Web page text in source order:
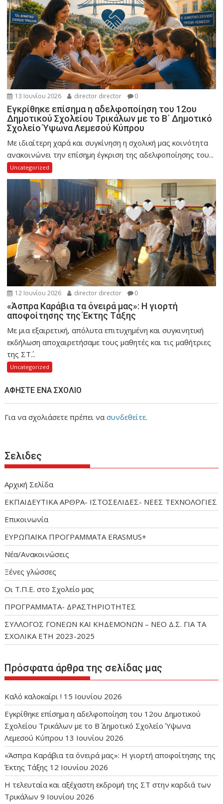
13 Ιουνίου 2026 director director 0
Εγκρίθηκε επίσημα η αδελφοποίηση του 12ου
Δημοτικού Σχολείου Τρικάλων με το Β΄ Δημοτικό
Σχολείο Ύψωνα Λεμεσού Κύπρου
Με ιδιαίτερη χαρά και συγκίνηση η σχολική μας κοινότητα
ανακοινώνει την επίσημη έγκριση της αδελφοποίησης του...
Uncategorized
12 Ιουνίου 2026 director director 0
«Άσπρα Καράβια τα όνειρά μας»: Η γιορτή
αποφοίτησης της Έκτης Τάξης
Με μια εξαιρετική, απόλυτα επιτυχημένη και συγκινητική
εκδήλωση αποχαιρετήσαμε τους μαθητές και τις μαθήτριες
της ΣΤ΄...
Uncategorized
ΑΦΉΣΤΕ ΈΝΑ ΣΧΌΛΙΟ
Για να σχολιάσετε πρέπει νασυνδεθείτε.
Σελιδες
Αρχική Σελίδα
ΕΚΠΑΙΔΕΥΤΙΚΑ ΑΡΘΡΑ- ΙΣΤΟΣΕΛΙΔΕΣ- ΝΕΕΣ ΤΕΧΝΟΛΟΓΙΕΣ
Επικοινωνία
ΕΥΡΩΠΑΪΚΑ ΠΡΟΓΡΑΜΜΑΤΑ ERASMUS+
Νέα/Ανακοινώσεις
Ξένες γλώσσες
Οι Τ.Π.Ε. στο Σχολείο μας
ΠΡΟΓΡΑΜΜΑΤΑ- ΔΡΑΣΤΗΡΙΟΤΗΤΕΣ
ΣΥΛΛΟΓΟΣ ΓΟΝΕΩΝ ΚΑΙ ΚΗΔΕΜΟΝΩΝ – ΝΕΟ Δ.Σ. ΓΙΑ ΤΑ
ΣΧΟΛΙΚΑ ΕΤΗ 2023-2025
Πρόσφατα άρθρα της σελίδας μας
Καλό καλοκαίρι ! 15 Ιουνίου 2026
Εγκρίθηκε επίσημα η αδελφοποίηση του 12ου Δημοτικού
Σχολείου Τρικάλων με το Β΄ Δημοτικό Σχολείο Ύψωνα
Λεμεσού Κύπρου 13 Ιουνίου 2026
«Άσπρα Καράβια τα όνειρά μας»: Η γιορτή αποφοίτησης της
Έκτης Τάξης 12 Ιουνίου 2026
Η τελευταία και αξέχαστη εκδρομή της ΣΤ στην καρδιά των
Τρικάλων 9 Ιουνίου 2026